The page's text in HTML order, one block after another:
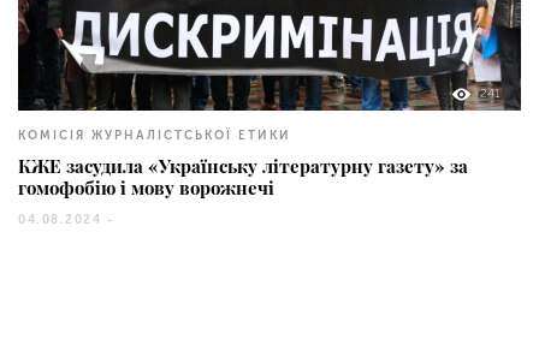
241
КОМІСІЯ ЖУРНАЛІСТСЬКОЇ ЕТИКИ
КЖЕ засудила «Українську літературну газету» за
гомофобію і мову ворожнечі
04.08.2024 -